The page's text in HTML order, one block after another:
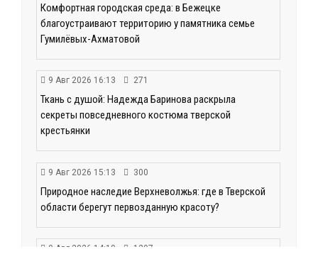
Комфортная городская среда: в Бежецке
благоустраивают территорию у памятника семье
Гумилёвых-Ахматовой
9 Авг 2026 16:13 271
Ткань с душой: Надежда Баринова раскрыла
секреты повседневного костюма тверской
крестьянки
9 Авг 2026 15:13 300
Природное наследие Верхневолжья: где в Тверской
области берегут первозданную красоту?
9 Авг 2026 14:19 1297